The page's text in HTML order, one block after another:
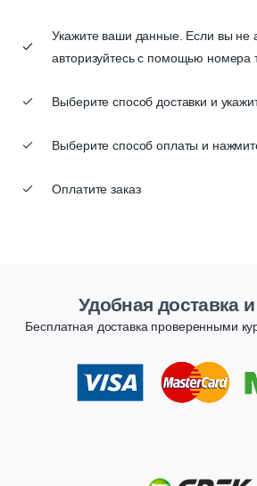
Укажите ваши данные. Если вы не
авторизуйтесь с помощью номера
Выберите способ доставки и
Выберите способ оплаты и
Оплатите заказ
Удобная доставка
Бесплатная доставка проверенными